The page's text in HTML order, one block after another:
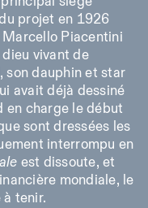
Milan
76 01 61 18
you when I scroll
: 11h00–
: 11h00–20h00
: 14h00–18h00
: fermé
projet en 1926
Marcello Piacentini
vivant de
son dauphin et star
avait déjà dessiné
en charge le début
sont dressées les
interrompu en
est dissoute, et
mondiale, le
tenir.